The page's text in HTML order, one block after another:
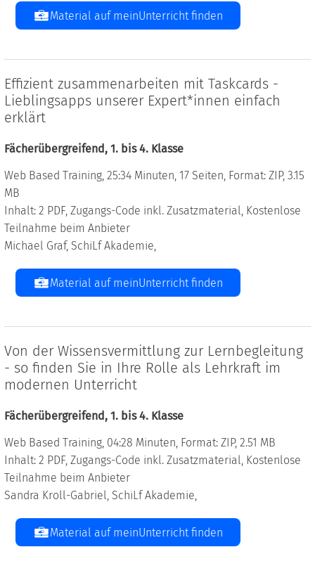
Material auf meinUnterricht finden
Effizient zusammenarbeiten mit Taskcards -
Lieblingsapps unserer Expert*innen einfach
erklärt
Fächerübergreifend, 1. bis 4. Klasse
Web Based Training, 25:34 Minuten, 17 Seiten, Format: ZIP, 3.15
MB
Inhalt: 2 PDF, Zugangs-Code inkl. Zusatzmaterial, Kostenlose
Teilnahme beim Anbieter
Michael Graf, SchiLf Akademie,
Material auf meinUnterricht finden
Von der Wissensvermittlung zur Lernbegleitung
- so finden Sie in Ihre Rolle als Lehrkraft im
modernen Unterricht
Fächerübergreifend, 1. bis 4. Klasse
Web Based Training, 04:28 Minuten, Format: ZIP, 2.51 MB
Inhalt: 2 PDF, Zugangs-Code inkl. Zusatzmaterial, Kostenlose
Teilnahme beim Anbieter
Sandra Kroll-Gabriel, SchiLf Akademie,
Material auf meinUnterricht finden